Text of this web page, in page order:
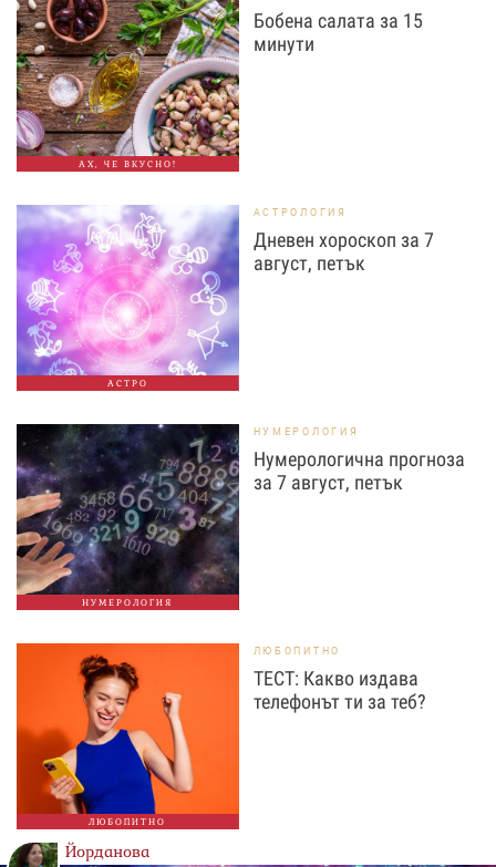
АХ, ЧЕ ВКУСНО!
Бобена салата за 15
минути
АСТРО
АСТРОЛОГИЯ
Дневен хороскоп за 7
август, петък
НУМЕРОЛОГИЯ
НУМЕРОЛОГИЯ
Нумерологична прогноза
за 7 август, петък
ЛЮБОПИТНО
ЛЮБОПИТНО
ТЕСТ: Какво издава
телефонът ти за теб?
Йорданова